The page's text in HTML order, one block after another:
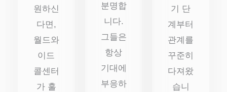
원하신
다면,
월드와
이드
콜센터
가 훌
분명합
니다.
그들은
항상
기대에
부응하
기 단
계부터
관계를
꾸준히
다져왔
습니